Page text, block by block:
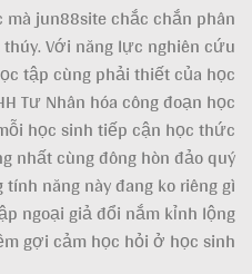
mà jun88site chắc chắn phân
Với năng lực nghiên cứu
tập cùng phải thiết của học
Tư Nhân hóa công đoạn học
học sinh tiếp cận học thức
nhất cùng đông hòn đảo quý
năng này đang ko riêng gì
ngoại giả đổi nắm kỉnh lộng
gợi cảm học hỏi ở học sinh.